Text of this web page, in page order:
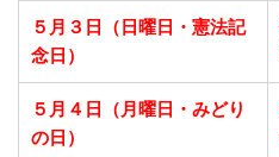
５月３日（日曜日・憲法記
念日）
５月４日（月曜日・みどり
の日）